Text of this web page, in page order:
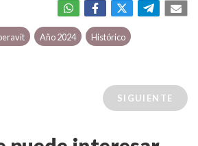
Año 2024 Histórico
SIGUIENTE